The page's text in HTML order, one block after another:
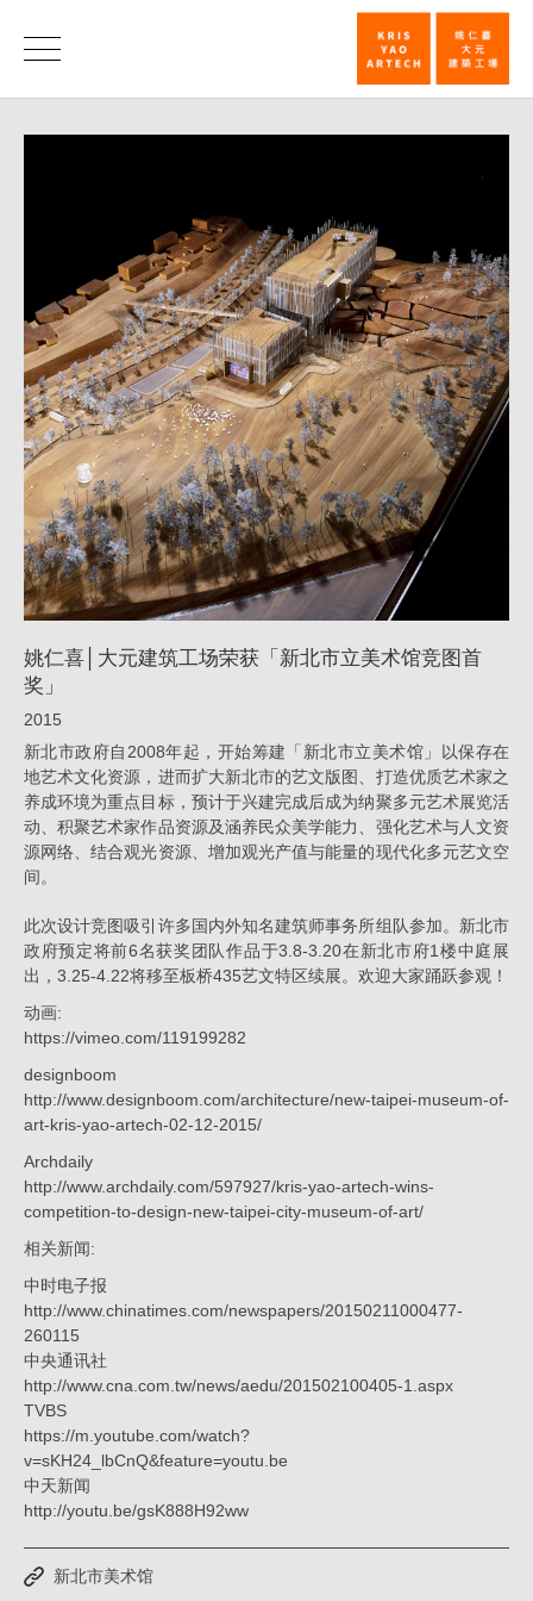
姚
仁
大
元
建
筑
工
场
荣
获
「新
北
市
立
美
馆
竞
图
首
_
消
仁
｜
大
筑
场
消
姚仁喜│大元建筑工场荣获「新北市立美术馆竞图首
奖」
2015
新北市政府自2008年起，开始筹建「新北市立美术馆」以保存在
地艺术文化资源，进而扩大新北市的艺文版图、打造优质艺术家之
养成环境为重点目标，预计于兴建完成后成为纳聚多元艺术展览活
动、积聚艺术家作品资源及涵养民众美学能力、强化艺术与人文资
源网络、结合观光资源、增加观光产值与能量的现代化多元艺文空
间。
此次设计竞图吸引许多国内外知名建筑师事务所组队参加。新北市
政府预定将前6名获奖团队作品于3.8-3.20在新北市府1楼中庭展
出，3.25-4.22将移至板桥435艺文特区续展。欢迎大家踊跃参观！
动画:
https://vimeo.com/119199282
designboom
http://www.designboom.com/architecture/new-taipei-museum-of-
art-kris-yao-artech-02-12-2015/
Archdaily
http://www.archdaily.com/597927/kris-yao-artech-wins-
competition-to-design-new-taipei-city-museum-of-art/
相关新闻:
中时电子报
http://www.chinatimes.com/newspapers/20150211000477-
260115
中央通讯社
http://www.cna.com.tw/news/aedu/201502100405-1.aspx
TVBS
https://m.youtube.com/watch?
v=sKH24_lbCnQ&feature=youtu.be
中天新闻
http://youtu.be/gsK888H92ww
新北市美术馆